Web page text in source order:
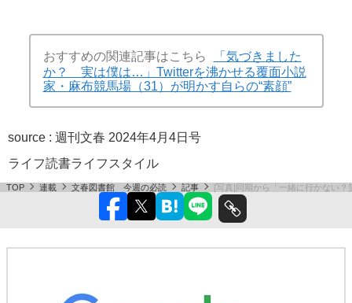
おすすめの関連記事はこちら
「気づきました
か？ 実は僕は…」Twitterを沸かせる覆面小説
家・麻布競馬場（31）が明かす自らの“素顔”
source : 週刊文春 2024年4月4日号
ライフ読書ライフスタイル
TOP 連載 文春図書館 今週の必読 記事 [写真]同期から「一緒に行かない